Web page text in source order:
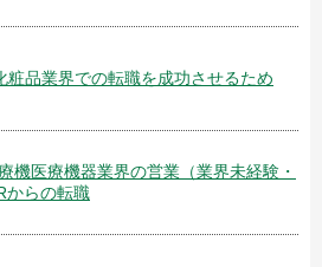
粧品業界での転職を成功させるため
機医療機器業界の営業（業界未経験・
からの転職